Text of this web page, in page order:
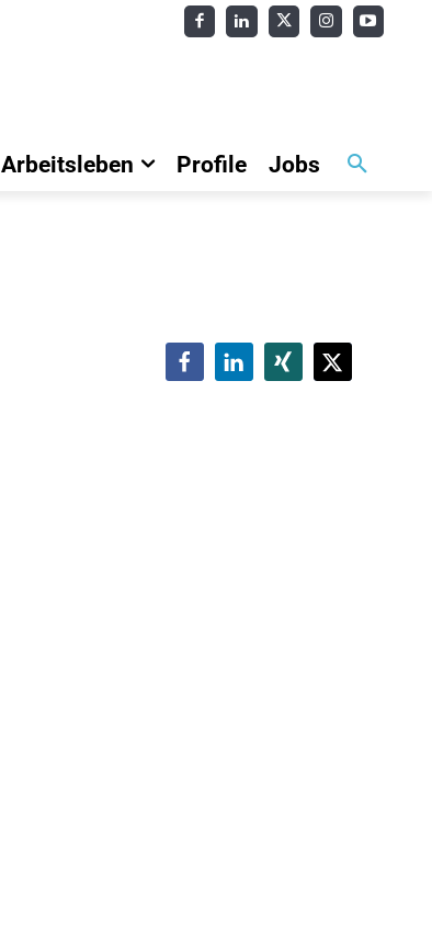
Arbeitsleben Profile Jobs